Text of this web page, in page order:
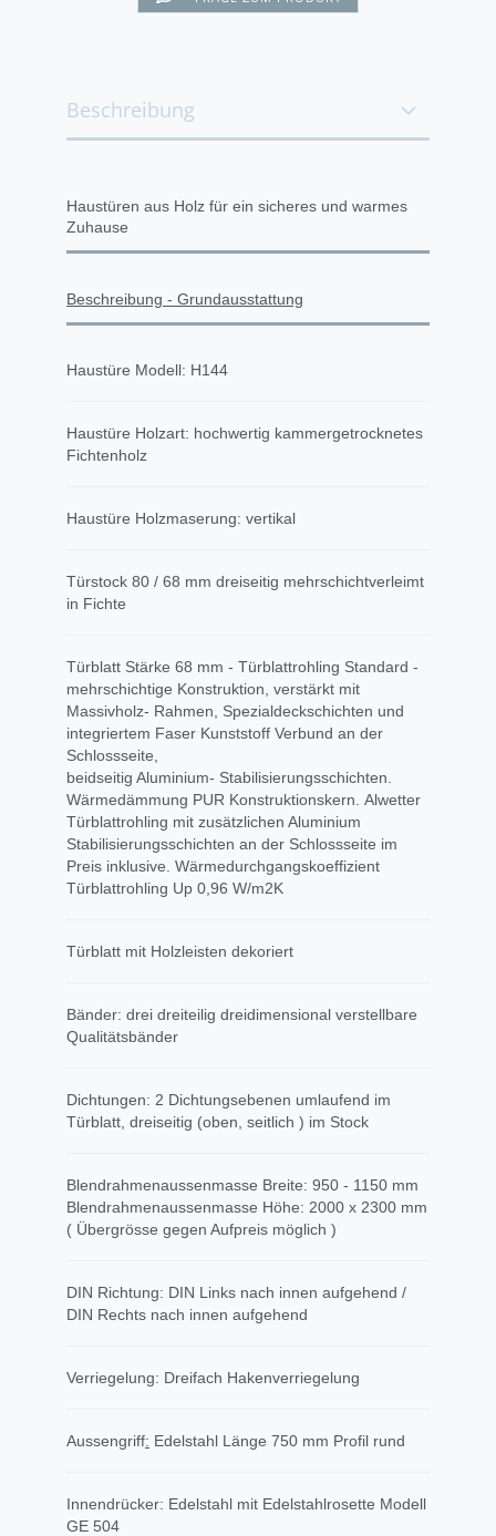
Beschreibung
Haustüren aus Holz für ein sicheres und warmes
Zuhause
Beschreibung - Grundausstattung
Haustüre Modell: H144
Haustüre Holzart: hochwertig kammergetrocknetes
Fichtenholz
Haustüre Holzmaserung: vertikal
Türstock 80 / 68 mm dreiseitig mehrschichtverleimt
in Fichte
Türblatt Stärke 68 mm - Türblattrohling Standard -
mehrschichtige Konstruktion, verstärkt mit
Massivholz- Rahmen, Spezialdeckschichten und
integriertem Faser Kunststoff Verbund an der
Schlossseite,
beidseitig Aluminium- Stabilisierungsschichten.
Wärmedämmung PUR Konstruktionskern. Alwetter
Türblattrohling mit zusätzlichen Aluminium
Stabilisierungsschichten an der Schlossseite im
Preis inklusive. Wärmedurchgangskoeffizient
Türblattrohling Up 0,96 W/m2K
Türblatt mit Holzleisten dekoriert
Bänder: drei dreiteilig dreidimensional verstellbare
Qualitätsbänder
Dichtungen: 2 Dichtungsebenen umlaufend im
Türblatt, dreiseitig (oben, seitlich ) im Stock
Blendrahmenaussenmasse Breite: 950 - 1150 mm
Blendrahmenaussenmasse Höhe: 2000 x 2300 mm
( Übergrösse gegen Aufpreis möglich )
DIN Richtung: DIN Links nach innen aufgehend /
DIN Rechts nach innen aufgehend
Verriegelung: Dreifach Hakenverriegelung
Aussengriff​: Edelstahl Länge 750 mm Profil rund
Innendrücker: Edelstahl mit Edelstahlrosette Modell
GE 504